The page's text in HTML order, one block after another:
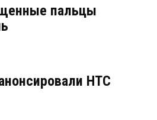
пальцы
HTC